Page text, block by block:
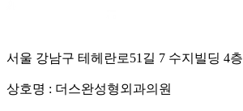
서울 강남구 테헤란로51길 7 수지빌딩 4층
상호명 : 더스완성형외과의원